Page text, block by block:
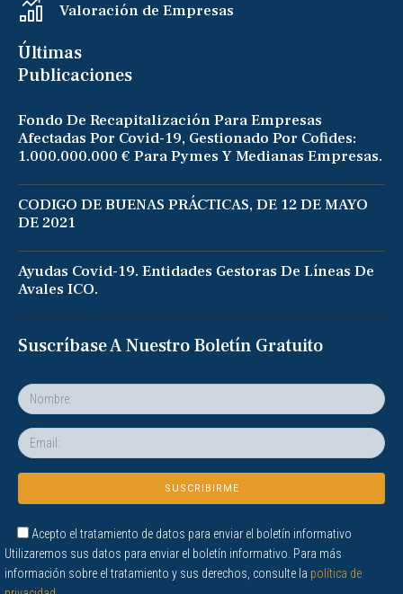
Valoración de Empresas
Últimas
Publicaciones
Fondo De Recapitalización Para Empresas
Afectadas Por Covid-19, Gestionado Por Cofides:
1.000.000.000 € Para Pymes Y Medianas Empresas.
CODIGO DE BUENAS PRÁCTICAS, DE 12 DE MAYO
DE 2021
Ayudas Covid-19. Entidades Gestoras De Líneas De
Avales ICO.
Suscríbase A Nuestro Boletín Gratuito
Acepto el tratamiento de datos para enviar el boletín informativo
Utilizaremos sus datos para enviar el boletín informativo. Para más
información sobre el tratamiento y sus derechos, consulte la política de